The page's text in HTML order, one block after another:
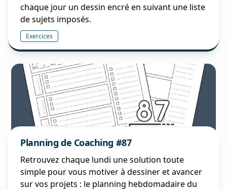
chaque jour un dessin encré en suivant une liste
de sujets imposés.
Exercices
Planning de Coaching #87
Retrouvez chaque lundi une solution toute
simple pour vous motiver à dessiner et avancer
sur vos projets : le planning hebdomadaire du